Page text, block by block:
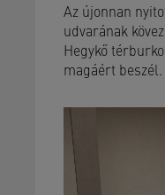
Az újonnan
udvarának
Hegykő
magáért beszél.